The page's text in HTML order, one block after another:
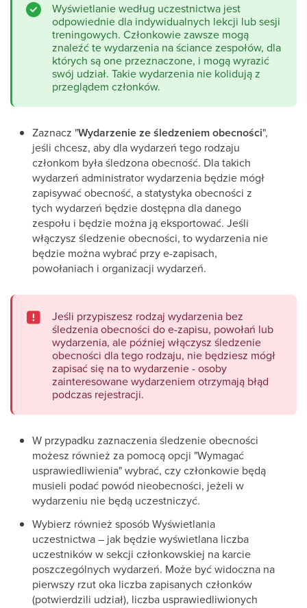
Wyświetlanie według uczestnictwa jest
odpowiednie dla indywidualnych lekcji lub sesji
treningowych. Członkowie zawsze mogą
znaleźć te wydarzenia na ściance zespołów, dla
których są one przeznaczone, i mogą wyrazić
swój udział. Takie wydarzenia nie kolidują z
przeglądem członków.
Zaznacz "Wydarzenie ze śledzeniem obecności",
jeśli chcesz, aby dla wydarzeń tego rodzaju
członkom była śledzona obecność. Dla takich
wydarzeń administrator wydarzenia będzie mógł
zapisywać obecność, a statystyka obecności z
tych wydarzeń będzie dostępna dla danego
zespołu i będzie można ją eksportować. Jeśli
włączysz śledzenie obecności, to wydarzenia nie
będzie można wybrać przy e-zapisach,
powołaniach i organizacji wydarzeń.
Jeśli przypiszesz rodzaj wydarzenia bez
śledzenia obecności do e-zapisu, powołań lub
wydarzenia, ale później włączysz śledzenie
obecności dla tego rodzaju, nie będziesz mógł
zapisać się na to wydarzenie - osoby
zainteresowane wydarzeniem otrzymają błąd
podczas rejestracji.
W przypadku zaznaczenia śledzenie obecności
możesz również za pomocą opcji "Wymagać
usprawiedliwienia" wybrać, czy członkowie będą
musieli podać powód nieobecności, jeżeli w
wydarzeniu nie będą uczestniczyć.
Wybierz również sposób Wyświetlania
uczestnictwa – jak będzie wyświetlana liczba
uczestników w sekcji członkowskiej na karcie
poszczególnych wydarzeń. Może być widoczna na
pierwszy rzut oka liczba zapisanych członków
(potwierdzili udział), liczba usprawiedliwionych